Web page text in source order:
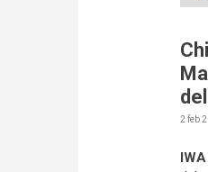
2 feb